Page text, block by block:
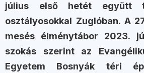
július első hetét együtt
osztályosokkal Zuglóban. A
mesés élménytábor 2023.
szokás szerint az
Egyetem Bosnyák téri